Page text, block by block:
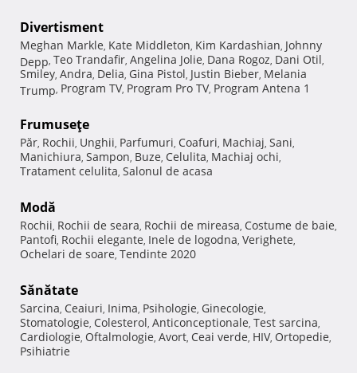
Divertisment
Meghan Markle, Kate Middleton, Kim Kardashian, Johnny
Depp, Teo Trandafir, Angelina Jolie, Dana Rogoz, Dani Otil,
Smiley, Andra, Delia, Gina Pistol, Justin Bieber, Melania
Trump, Program TV, Program Pro TV, Program Antena 1
Frumuseţe
Păr, Rochii, Unghii, Parfumuri, Coafuri, Machiaj, Sani,
Manichiura, Sampon, Buze, Celulita, Machiaj ochi,
Tratament celulita, Salonul de acasa
Modă
Rochii, Rochii de seara, Rochii de mireasa, Costume de baie,
Pantofi, Rochii elegante, Inele de logodna, Verighete,
Ochelari de soare, Tendinte 2020
Sănătate
Sarcina, Ceaiuri, Inima, Psihologie, Ginecologie,
Stomatologie, Colesterol, Anticonceptionale, Test sarcina,
Cardiologie, Oftalmologie, Avort, Ceai verde, HIV, Ortopedie,
Psihiatrie